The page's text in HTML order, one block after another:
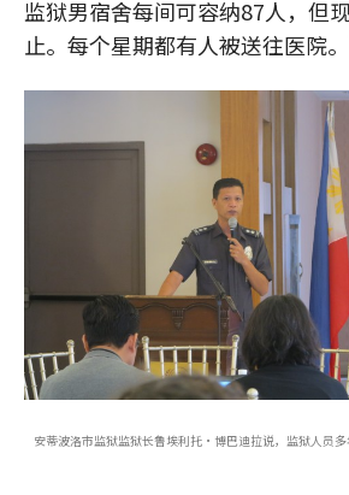
监狱男宿舍每间可容纳87人，但
止。每个星期都有人被送往医院。
安蒂波洛市监狱监狱长鲁埃利托·博巴迪拉说，监狱人员